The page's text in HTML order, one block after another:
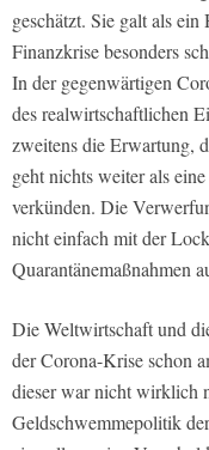
geschätzt. Sie galt als
Finanzkrise besonders
In der gegenwärtigen
des realwirtschaftlichen
zweitens die Erwartung,
geht nichts weiter als
verkünden. Die
nicht einfach mit der
Quarantänemaßnahmen
Die Weltwirtschaft und
der Corona-Krise schon
dieser war nicht wirklich
Geldschwemmepolitik